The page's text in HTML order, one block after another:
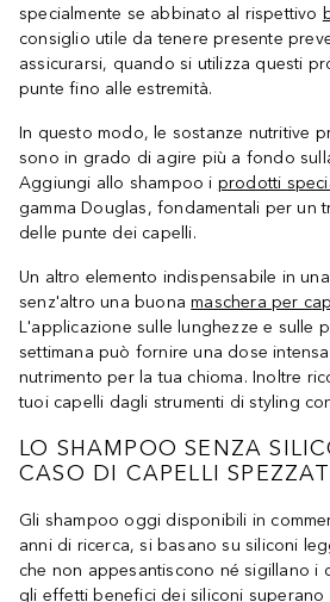
specialmente se abbinato al rispettivo
consiglio utile da tenere presente
assicurarsi, quando si utilizza questi
punte fino alle estremità.
In questo modo, le sostanze nutritive
sono in grado di agire più a fondo
Aggiungi allo shampoo i prodotti
gamma Douglas, fondamentali per un
delle punte dei capelli.
Un altro elemento indispensabile in una
senz'altro una buonamaschera per
L'applicazione sulle lunghezze e sulle
settimana può fornire una dose
nutrimento per la tua chioma. Inoltre
tuoi capelli dagli strumenti di styling
LO SHAMPOO SENZA
CASO DI CAPELLI
Gli shampoo oggi disponibili in
anni di ricerca, si basano su siliconi
che non appesantiscono né sigillano i
gli effetti benefici dei siliconi